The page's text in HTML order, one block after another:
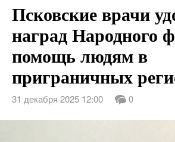
Псковские врачи
наград Народного
помощь людям в
приграничных
31 декабря 2025 12:00 0